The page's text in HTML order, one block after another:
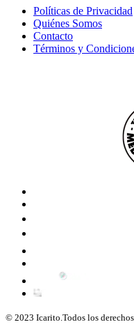
Políticas de Privacidad
Quiénes Somos
Contacto
Términos y
© 2023 Icarito.Todos los derechos